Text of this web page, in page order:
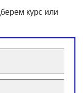
курс или